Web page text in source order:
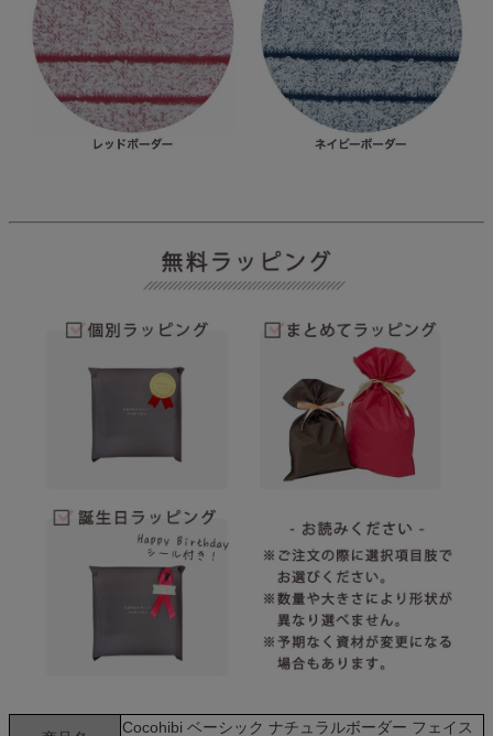
Cocohibi ベーシック ナチュラルボーダー フェイス